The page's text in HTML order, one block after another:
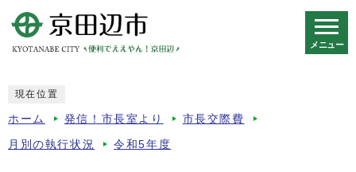
メニュー
現在位置
ホーム 発信！市長室より 市長交際費
月別の執行状況 令和5年度